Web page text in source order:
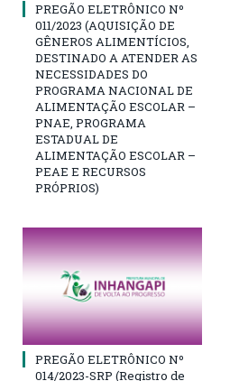
PREGÃO ELETRÔNICO Nº
011/2023 (AQUISIÇÃO DE
GÊNEROS ALIMENTÍCIOS,
DESTINADO A ATENDER AS
NECESSIDADES DO
PROGRAMA NACIONAL DE
ALIMENTAÇÃO ESCOLAR –
PNAE, PROGRAMA
ESTADUAL DE
ALIMENTAÇÃO ESCOLAR –
PEAE E RECURSOS
PRÓPRIOS)
PREGÃO ELETRÔNICO Nº
014/2023-SRP (Registro de